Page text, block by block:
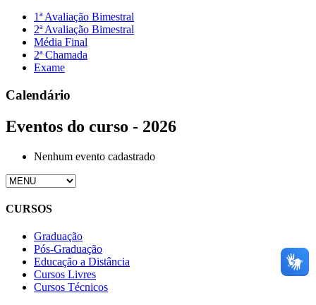
1ª Avaliação Bimestral
2ª Avaliação Bimestral
Média Final
2ª Chamada
Exame
Calendário
Eventos do curso - 2026
Nenhum evento cadastrado
CURSOS
Graduação
Pós-Graduação
Educação a Distância
Cursos Livres
Cursos Técnicos